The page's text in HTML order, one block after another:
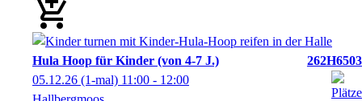
Hula Hoop für Kinder (von 4-7 J.)
262H6503
05.12.26 (1-mal) 11:00 - 12:00